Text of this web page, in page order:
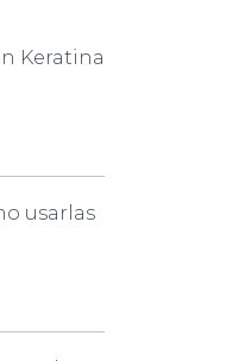
Keratina
usarlas